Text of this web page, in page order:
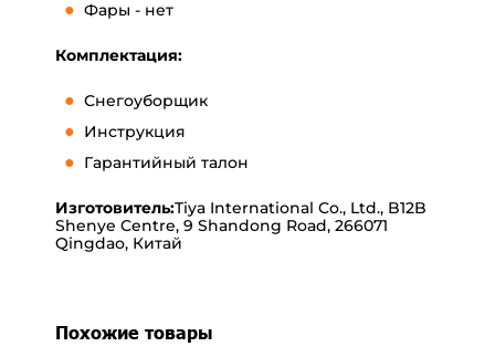
Фары - нет
Комплектация:
Снегоуборщик
Инструкция
Гарантийный талон
Изготовитель:Tiya International Co., Ltd., B12B
Shenye Centre, 9 Shandong Road, 266071
Qingdao, Китай
Похожие товары